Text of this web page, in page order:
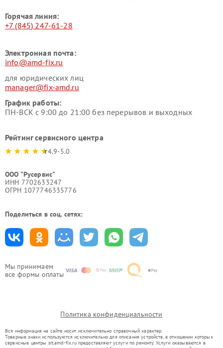
Мы принимаем
все формы оплаты
Горячая линия:
+7 (845) 247-61-28
Электронная почта:
info@amd-fix.ru
для юридических лиц
manager@fix-amd.ru
График работы:
ПН-ВСК с 9:00 до 21:00 без перерывов и выходных
Рейтинг сервисного центра
4.9-5.0
ООО "Русервис"
ИНН 7702633247
ОГРН 1077746335776
Поделиться в соц. сетях:
Политика конфиденциальности
Вся информация на сайте носит исключительно справочный характер.
Товарные знаки используются исключительно для описания устройств, в отношении которых
сервисные центры srt.amd-fix.ru предоставляют услуги по ремонту. Услуги оказываются в